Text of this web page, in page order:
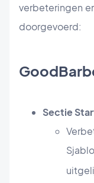
verbeteringen
doorgevoerd:
Sectie